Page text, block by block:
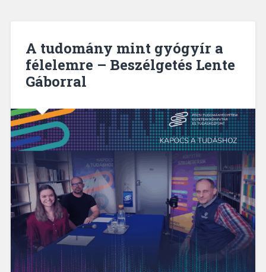
A tudomány mint gyógyír a
félelemre – Beszélgetés Lente
Gáborral